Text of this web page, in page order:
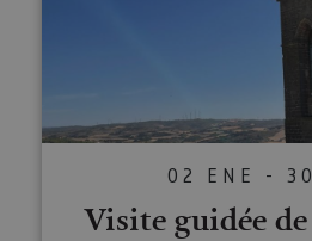
02 ENE -
Visite guidée